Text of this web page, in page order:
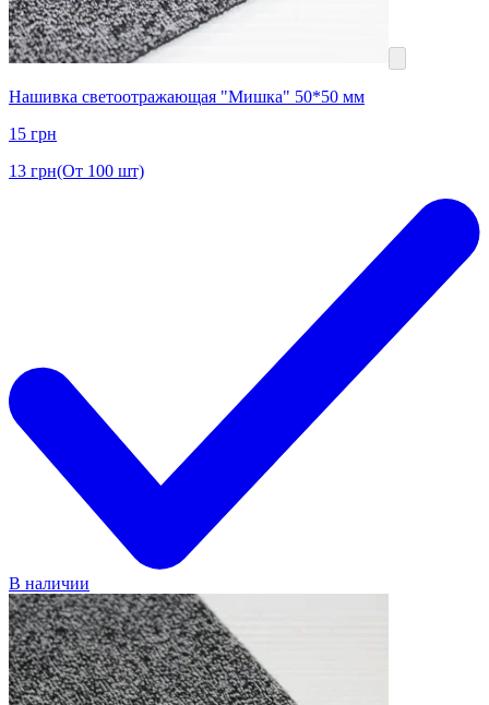
Нашивка светоотражающая "Мишка" 50*50 мм
15 грн
13 грн(От 100 шт)
В наличии